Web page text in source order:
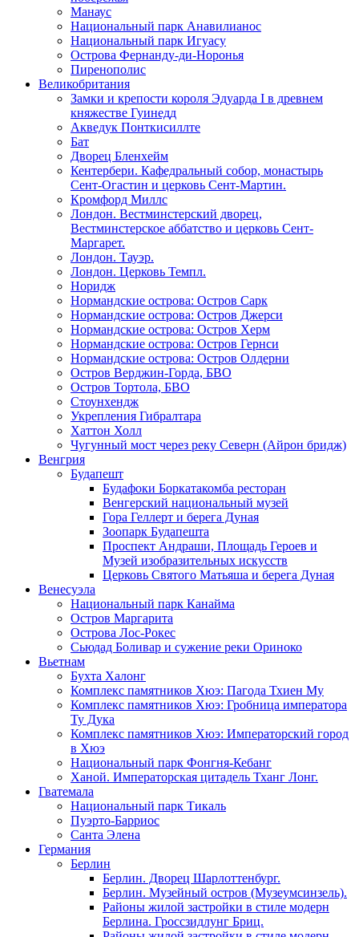
Манаус
Национальный парк Анавилианос
Национальный парк Игуасу
Острова Фернанду-ди-Норонья
Пиренополис
Великобритания
Замки и крепости короля Эдуарда I в древнем
княжестве Гуинедд
Акведук Понткисиллте
Бат
Дворец Бленхейм
Кентербери. Кафедральный собор, монастырь
Сент-Огастин и церковь Сент-Мартин.
Кромфорд Миллс
Лондон. Вестминстерский дворец,
Вестминстерское аббатство и церковь Cент-
Маргарет.
Лондон. Тауэр.
Лондон. Церковь Темпл.
Норидж
Нормандские острова: Остров Сарк
Нормандские острова: Остров Джерси
Нормандские острова: Остров Херм
Нормандские острова: Остров Гернси
Нормандские острова: Остров Олдерни
Остров Верджин-Горда, БВО
Остров Тортола, БВО
Стоунхендж
Укрепления Гибралтара
Хаттон Холл
Чугунный мост через реку Северн (Айрон бридж)
Венгрия
Будапешт
Будафоки Боркатакомба ресторан
Венгерский национальный музей
Гора Геллерт и берега Дуная
Зоопарк Будапешта
Проспект Андраши, Площадь Героев и
Музей изобразительных искусств
Церковь Святого Матьяша и берега Дуная
Венесуэла
Национальный парк Канайма
Остров Маргарита
Острова Лос-Рокес
Сьюдад Боливар и сужение реки Ориноко
Вьетнам
Бухта Халонг
Комплекс памятников Хюэ: Пагода Тхиен Му
Комплекс памятников Хюэ: Гробница императора
Ту Дука
Комплекс памятников Хюэ: Императорский город
в Хюэ
Национальный парк Фонгня-Кебанг
Ханой. Императорская цитадель Тханг Лонг.
Гватемала
Национальный парк Тикаль
Пуэрто-Барриос
Санта Элена
Германия
Берлин
Берлин. Дворец Шарлоттенбург.
Берлин. Музейный остров (Музеумсинзель).
Районы жилой застройки в стиле модерн
Берлина. Гроссзидлунг Бриц.